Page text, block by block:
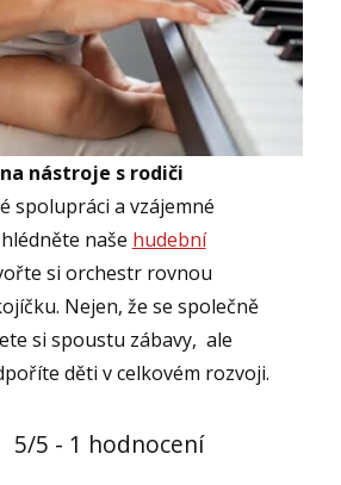
nástroje s rodiči
spolupráci a vzájemné
naše hudební
si orchestr rovnou
Nejen, že se společně
si spoustu zábavy, ale
děti v celkovém rozvoji.
5/5 - 1 hodnocení